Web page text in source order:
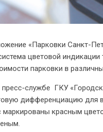
«Парковки Санкт-
цветовой
парковки в
службе ГКУ
дифференциацию для
маркированы красным